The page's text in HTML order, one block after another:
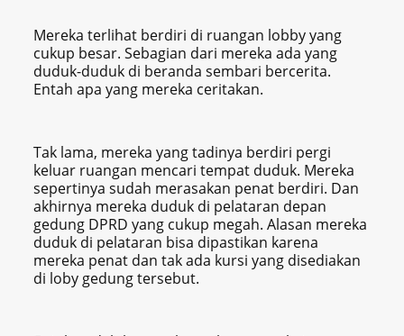
Mereka terlihat berdiri di ruangan lobby yang
cukup besar. Sebagian dari mereka ada yang
duduk-duduk di beranda sembari bercerita.
Entah apa yang mereka ceritakan.
Tak lama, mereka yang tadinya berdiri pergi
keluar ruangan mencari tempat duduk. Mereka
sepertinya sudah merasakan penat berdiri. Dan
akhirnya mereka duduk di pelataran depan
gedung DPRD yang cukup megah. Alasan mereka
duduk di pelataran bisa dipastikan karena
mereka penat dan tak ada kursi yang disediakan
di loby gedung tersebut.